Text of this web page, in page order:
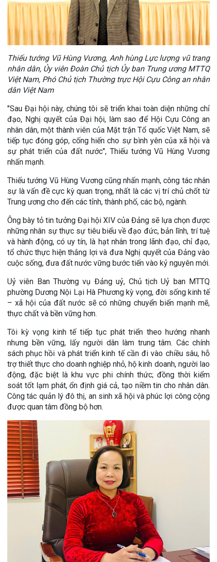
Thiếu tướng Vũ Hùng Vương, Anh hùng Lực lượng vũ trang
nhân dân, Ủy viên Đoàn Chủ tịch Ủy ban Trung ương MTTQ
Việt Nam, Phó Chủ tịch Thường trực Hội Cựu Công an nhân
dân Việt Nam
"Sau Đại hội này, chúng tôi sẽ triển khai toàn diện những chỉ
đạo, Nghị quyết của Đại hội, làm sao để Hội Cựu Công an
nhân dân, một thành viên của Mặt trận Tổ quốc Việt Nam, sẽ
tiếp tục đóng góp, cống hiến cho sự bình yên của xã hội và
sự phát triển của đất nước", Thiếu tướng Vũ Hùng Vương
nhấn mạnh.
Thiếu tướng Vũ Hùng Vương cũng nhấn mạnh, công tác nhân
sự là vấn đề cực kỳ quan trọng, nhất là các vị trí chủ chốt từ
Trung ương cho đến các tỉnh, thành phố, các bộ, ngành.
Ông bày tỏ tin tưởng Đại hội XIV của Đảng sẽ lựa chọn được
những nhân sự thực sự tiêu biểu về đạo đức, bản lĩnh, trí tuệ
và hành động, có uy tín, là hạt nhân trong lãnh đạo, chỉ đạo,
tổ chức thực hiện thắng lợi và đưa Nghị quyết của Đảng vào
cuộc sống, đưa đất nước vững bước tiến vào kỷ nguyên mới.
Uỷ viên Ban Thường vụ Đảng uỷ, Chủ tịch Uỷ ban MTTQ
phường Dương Nội Lại Hà Phương kỳ vọng, đời sống kinh tế
– xã hội của đất nước sẽ có những chuyển biến mạnh mẽ,
thực chất và bền vững hơn.
Tôi kỳ vọng kinh tế tiếp tục phát triển theo hướng nhanh
nhưng bền vững, lấy người dân làm trung tâm. Các chính
sách phục hồi và phát triển kinh tế cần đi vào chiều sâu, hỗ
trợ thiết thực cho doanh nghiệp nhỏ, hộ kinh doanh, người lao
động, đặc biệt là khu vực phi chính thức; đồng thời kiểm
soát tốt lạm phát, ổn định giá cả, tạo niềm tin cho nhân dân.
Công tác quản lý đô thị, an sinh xã hội và phúc lợi công cộng
được quan tâm đồng bộ hơn.